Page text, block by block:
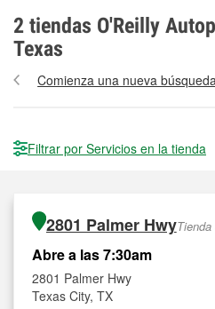
2 tiendas O'Reilly
Texas
Comienza una nueva
Filtrar por Servicios en la tienda
2801 Palmer HwyTienda
Abre a las 7:30am
2801 Palmer Hwy
Texas City, TX